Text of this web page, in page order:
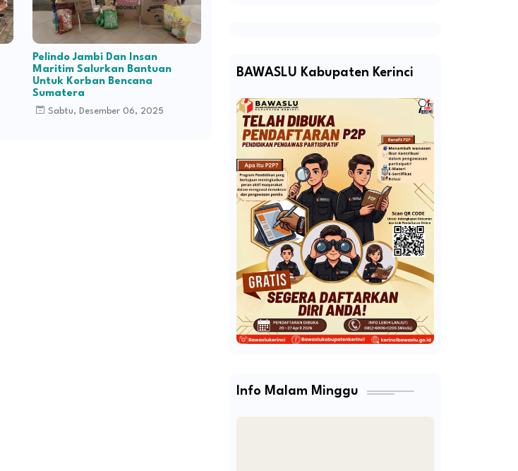
Pelindo Jambi Dan Insan
Maritim Salurkan Bantuan
Untuk Korban Bencana
Sumatera
Sabtu, Desember 06, 2025
BAWASLU Kabupaten Kerinci
Info Malam Minggu